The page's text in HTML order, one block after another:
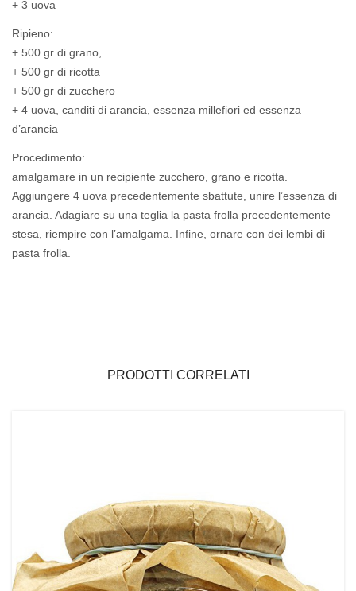
+ 3 uova
Ripieno:
+ 500 gr di grano,
+ 500 gr di ricotta
+ 500 gr di zucchero
+ 4 uova, canditi di arancia, essenza millefiori ed essenza
d’arancia
Procedimento:
amalgamare in un recipiente zucchero, grano e ricotta.
Aggiungere 4 uova precedentemente sbattute, unire l’essenza di
arancia. Adagiare su una teglia la pasta frolla precedentemente
stesa, riempire con l’amalgama. Infine, ornare con dei lembi di
pasta frolla.
PRODOTTI CORRELATI